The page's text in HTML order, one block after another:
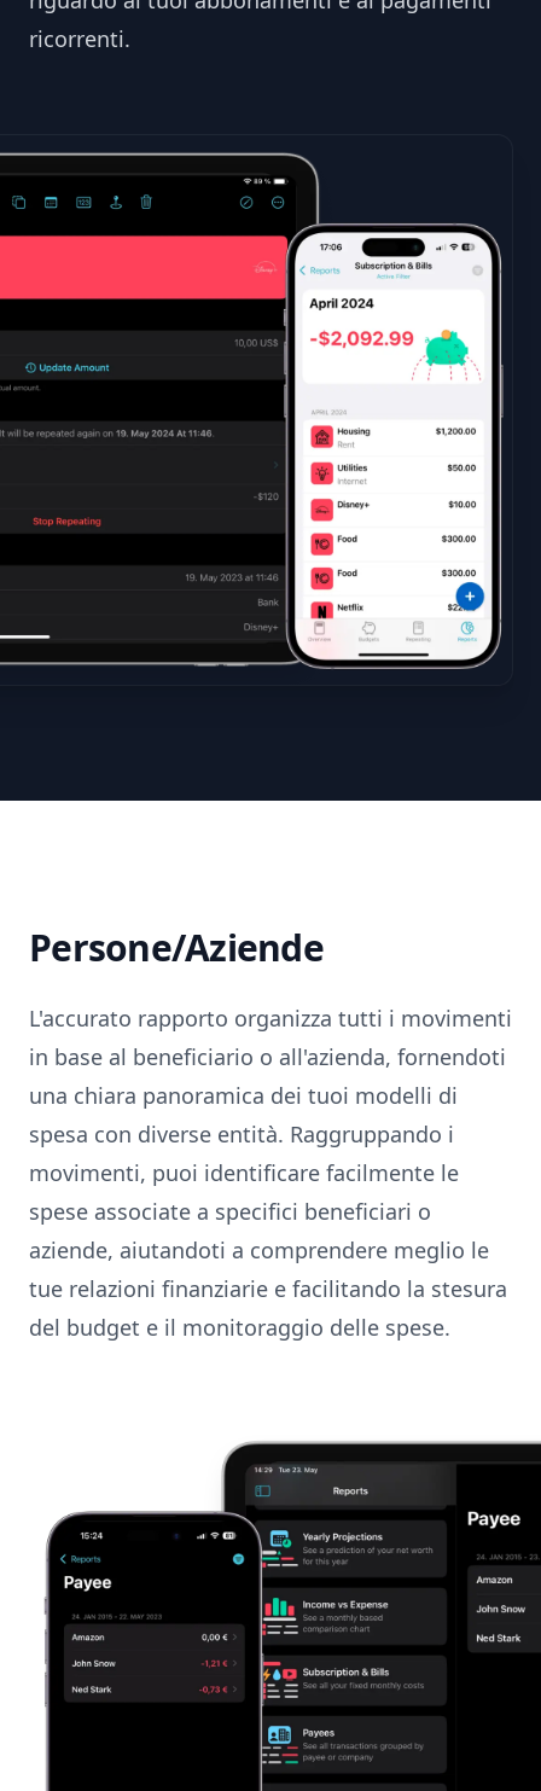
ricorrenti.
Persone/Aziende
L'accurato rapporto organizza tutti i movimenti
in base al beneficiario o all'azienda, fornendoti
una chiara panoramica dei tuoi modelli di
spesa con diverse entità. Raggruppando i
movimenti, puoi identificare facilmente le
spese associate a specifici beneficiari o
aziende, aiutandoti a comprendere meglio le
tue relazioni finanziarie e facilitando la stesura
del budget e il monitoraggio delle spese.